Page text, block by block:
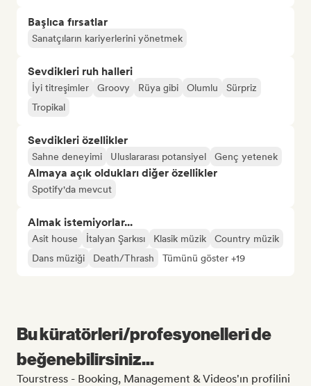
Başlıca fırsatlar
Sanatçıların kariyerlerini yönetmek
Sevdikleri ruh halleri
İyi titreşimler Groovy Rüya gibi Olumlu
Sürpriz
Tropikal
Sevdikleri özellikler
Sahne deneyimi Uluslararası potansiyel Genç yetenek
Almaya açık oldukları diğer özellikler
Spotify'da mevcut
Almak istemiyorlar...
Asit house İtalyan Şarkısı Klasik müzik
Country müzik
Dans müziği
Death/Thrash Tümünü göster +19
Bu küratörleri/profesyonelleri de
beğenebilirsiniz...
Tourstress - Booking, Management & Videos'ın profilini